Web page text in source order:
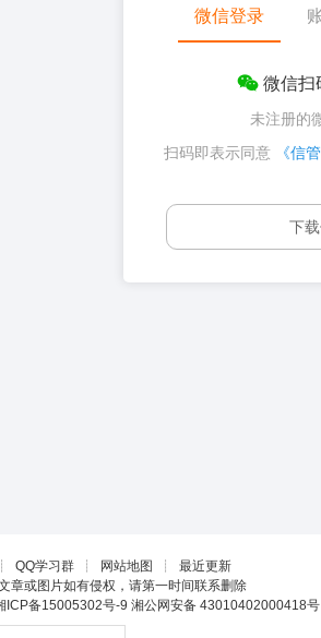
微信登录
微信扫
未注册的
扫码即表示同意
《信
下
QQ学习群 ┊ 网站地图 ┊ 最近更新
或图片如有侵权，请第一时间联系删除
ICP备15005302号-9 湘公网安备 43010402000418号